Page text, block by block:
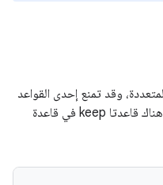
وقد تمنع إحدى القواعد
إجراء تحسينات أكثر من اللازم. إذا كانت هناك قاعدتا keep في قاعدة